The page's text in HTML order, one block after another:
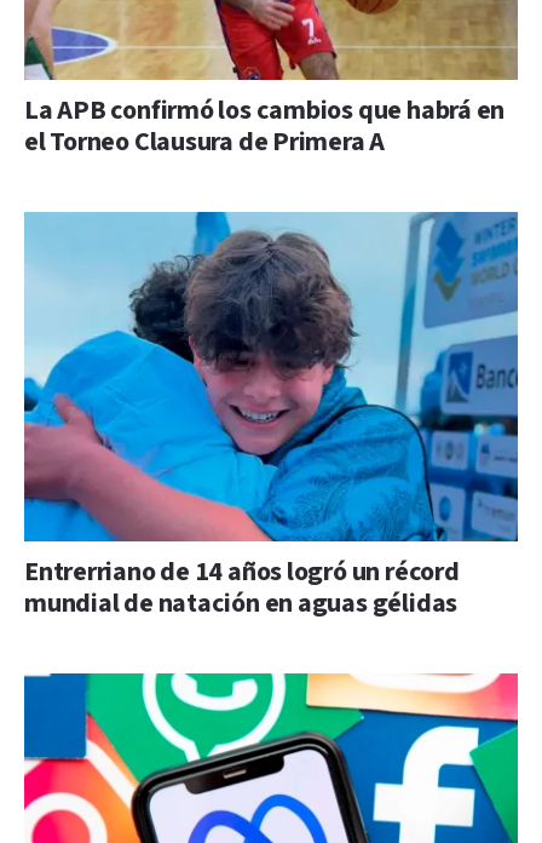
La APB confirmó los cambios que habrá en
el Torneo Clausura de Primera A
Entrerriano de 14 años logró un récord
mundial de natación en aguas gélidas